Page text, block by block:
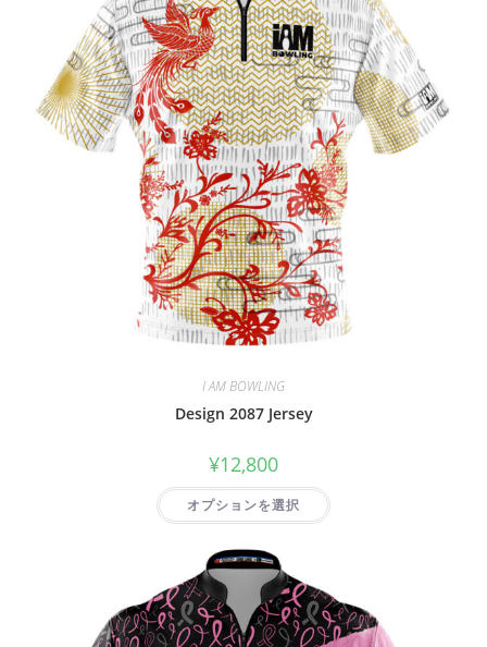
I AM BOWLING
Design 2087 Jersey
¥12,800
オプションを選択